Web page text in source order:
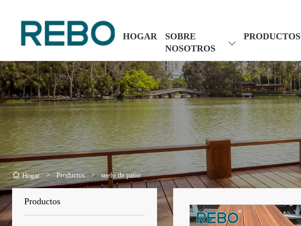
HOGAR
SOBRE
NOSOTROS
PRODUCTOS
Hogar > Productos > suelo de patio
Productos